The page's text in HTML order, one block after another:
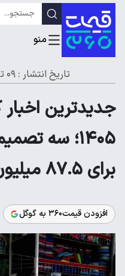
تاریخ انتشار :۰۹ تیر ۱۴۰۵ - ۱۱:۳۰
جدیدترین اخبار
۱۴۰۵؛ سه
برای ۸۷.۵ میلیون ایرانی
افزودن قیمت۳۶۰ به گوگل